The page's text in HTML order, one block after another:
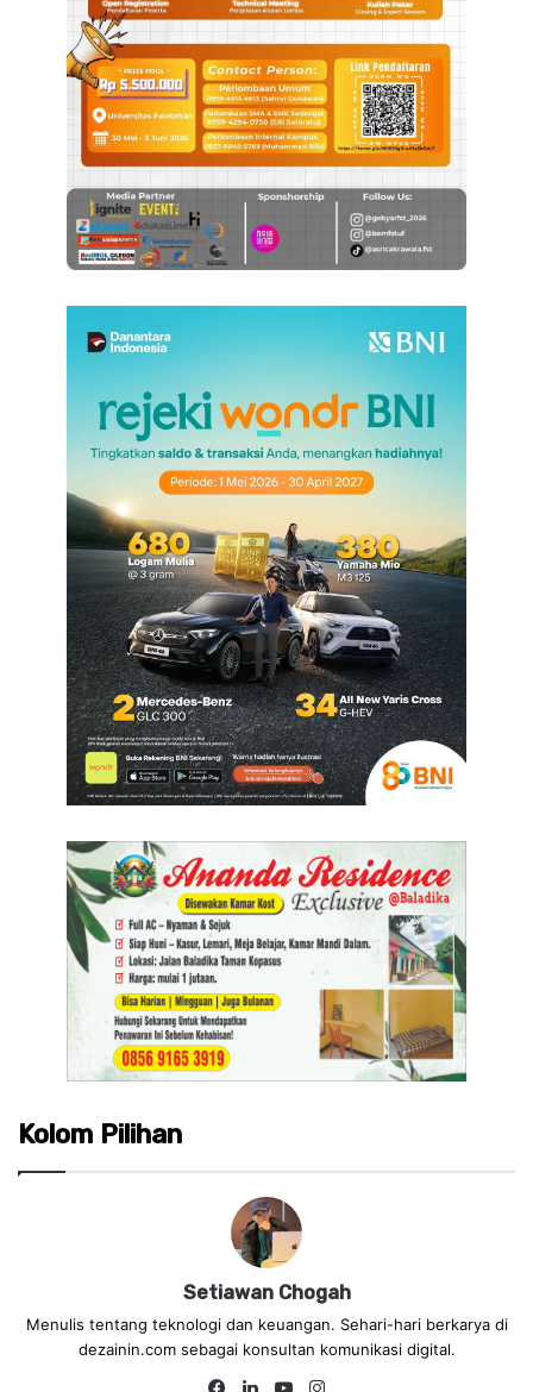
Kolom Pilihan
Setiawan Chogah
Menulis tentang teknologi dan keuangan. Sehari-hari berkarya di
dezainin.com sebagai konsultan komunikasi digital.